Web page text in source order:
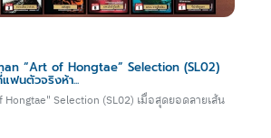
“Art of Hongtae” Selection (SL02)
แฟนตัวจริงห้า...
Selection (SL02) เมื่อสุดยอดลายเส้น